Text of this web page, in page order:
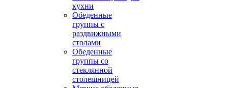
кухни
Обеденные
группы с
раздвижными
столами
Обеденные
группы со
стеклянной
столешницей